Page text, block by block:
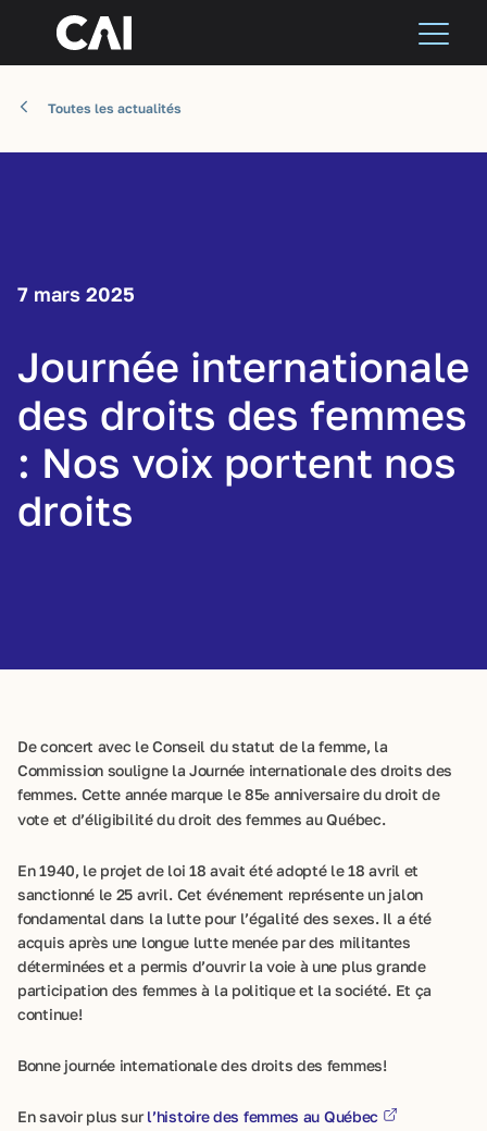
Toutes les actualités
7 mars 2025
Journée internationale
des droits des femmes
: Nos voix portent nos
droits
De concert avec le Conseil du statut de la femme, la
Commission souligne la Journée internationale des droits des
femmes. Cette année marque le 85e anniversaire du droit de
vote et d’éligibilité du droit des femmes au Québec.
En 1940, le projet de loi 18 avait été adopté le 18 avril et
sanctionné le 25 avril. Cet événement représente un jalon
fondamental dans la lutte pour l’égalité des sexes. Il a été
acquis après une longue lutte menée par des militantes
déterminées et a permis d’ouvrir la voie à une plus grande
participation des femmes à la politique et la société. Et ça
continue!
Bonne journée internationale des droits des femmes!
En savoir plus surl’histoire des femmes au Québec